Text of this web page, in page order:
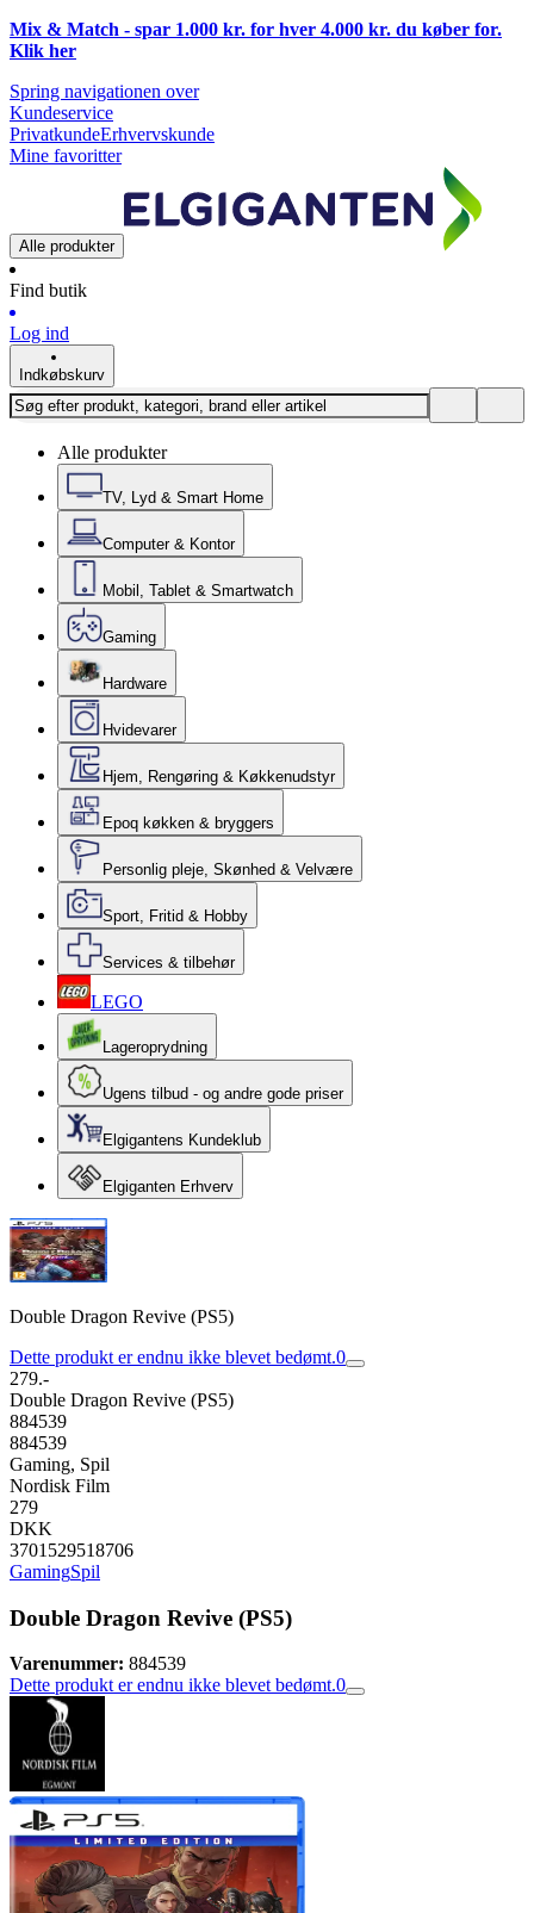
Mix & Match - spar 1.000 kr. for hver 4.000 kr. du køber for.
Klik her
Spring navigationen over
Kundeservice
PrivatkundeErhvervskunde
Mine favoritter
Alle produkter
Find butik
Log ind
Indkøbskurv
Alle produkter
TV, Lyd & Smart Home
Computer & Kontor
Mobil, Tablet & Smartwatch
Gaming
Hardware
Hvidevarer
Hjem, Rengøring & Køkkenudstyr
Epoq køkken & bryggers
Personlig pleje, Skønhed & Velvære
Sport, Fritid & Hobby
Services & tilbehør
LEGO
Lageroprydning
Ugens tilbud - og andre gode priser
Elgigantens Kundeklub
Elgiganten Erhverv
Double Dragon Revive (PS5)
Dette produkt er endnu ikke blevet bedømt.0
279.-
Double Dragon Revive (PS5)
884539
884539
Gaming, Spil
Nordisk Film
279
DKK
3701529518706
GamingSpil
Double Dragon Revive (PS5)
Varenummer: 884539
Dette produkt er endnu ikke blevet bedømt.0